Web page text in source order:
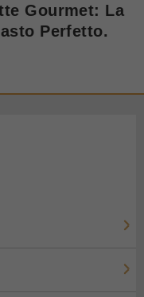
Gourmet: La
Perfetto.